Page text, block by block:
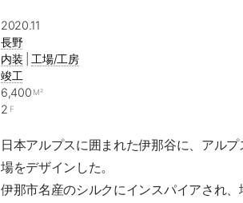
2020.11
長野
内装
工場/工房
竣工
6,400 M²
2 F
日本アルプスに囲まれた伊那谷に、アル
場をデザインした。
伊那市名産のシルクにインスパイアされ